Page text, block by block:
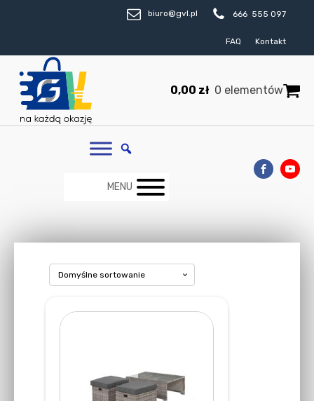
biuro@gvl.pl 666 555 097
FAQ Kontakt
0,00 zł 0 elementów
MENU